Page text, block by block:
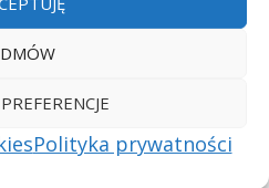
Polityka prywatności